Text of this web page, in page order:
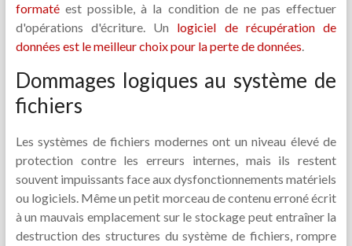
formatéest possible, à la condition de ne pas effectuer
d'opérations d'écriture. Un logiciel de récupération de
données est le meilleur choix pour la perte de données.
Dommages logiques au système de
fichiers
Les systèmes de fichiers modernes ont un niveau élevé de
protection contre les erreurs internes, mais ils restent
souvent impuissants face aux dysfonctionnements matériels
ou logiciels. Même un petit morceau de contenu erroné écrit
à un mauvais emplacement sur le stockage peut entraîner la
destruction des structures du système de fichiers, rompre